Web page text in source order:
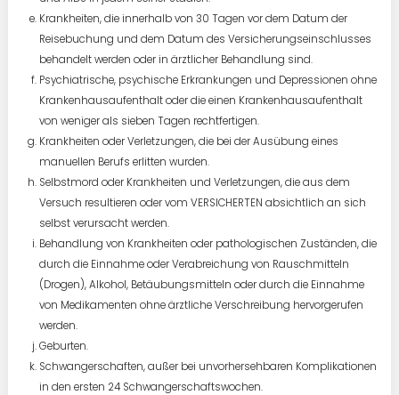
Krankheiten, die innerhalb von 30 Tagen vor dem Datum der
Reisebuchung und dem Datum des Versicherungseinschlusses
behandelt werden oder in ärztlicher Behandlung sind.
Psychiatrische, psychische Erkrankungen und Depressionen ohne
Krankenhausaufenthalt oder die einen Krankenhausaufenthalt
von weniger als sieben Tagen rechtfertigen.
Krankheiten oder Verletzungen, die bei der Ausübung eines
manuellen Berufs erlitten wurden.
Selbstmord oder Krankheiten und Verletzungen, die aus dem
Versuch resultieren oder vom VERSICHERTEN absichtlich an sich
selbst verursacht werden.
Behandlung von Krankheiten oder pathologischen Zuständen, die
durch die Einnahme oder Verabreichung von Rauschmitteln
(Drogen), Alkohol, Betäubungsmitteln oder durch die Einnahme
von Medikamenten ohne ärztliche Verschreibung hervorgerufen
werden.
Geburten.
Schwangerschaften, außer bei unvorhersehbaren Komplikationen
in den ersten 24 Schwangerschaftswochen.